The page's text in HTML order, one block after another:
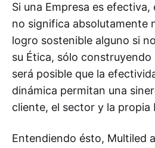
Si una Empresa es
no significa absolutamente
logro sostenible alguno si
su Ética, sólo construyendo
será posible que la
dinámica permitan una
cliente, el sector y la propia
Entendiendo ésto, Multiled